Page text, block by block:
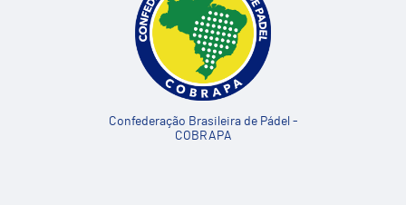
Confederação Brasileira de Pádel -
COBRAPA